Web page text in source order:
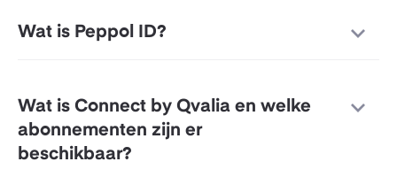
Wat is Peppol ID?
Wat is Connect by Qvalia en welke
abonnementen zijn er
beschikbaar?